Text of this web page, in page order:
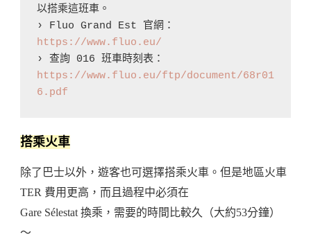
以搭乘這班車。
› Fluo Grand Est 官網：
https://www.fluo.eu/
› 查詢 016 班車時刻表：
https://www.fluo.eu/ftp/document/68r01
6.pdf
搭乘火車
除了巴士以外，遊客也可選擇搭乘火車。但是地區火車
TER 費用更高，而且過程中必須在
Gare Sélestat 換乘，需要的時間比較久（大約53分鐘）
～